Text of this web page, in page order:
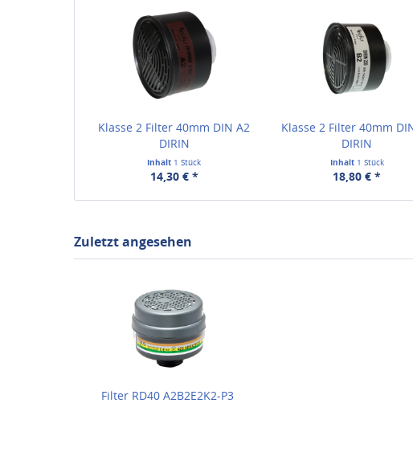
Klasse 2 Filter 40mm DIN A2
DIRIN
Inhalt 1 Stück
14,30 € *
Klasse 2 Filter 40mm
DIRIN
Inhalt 1 Stück
18,80 € *
Zuletzt angesehen
Filter RD40 A2B2E2K2-P3